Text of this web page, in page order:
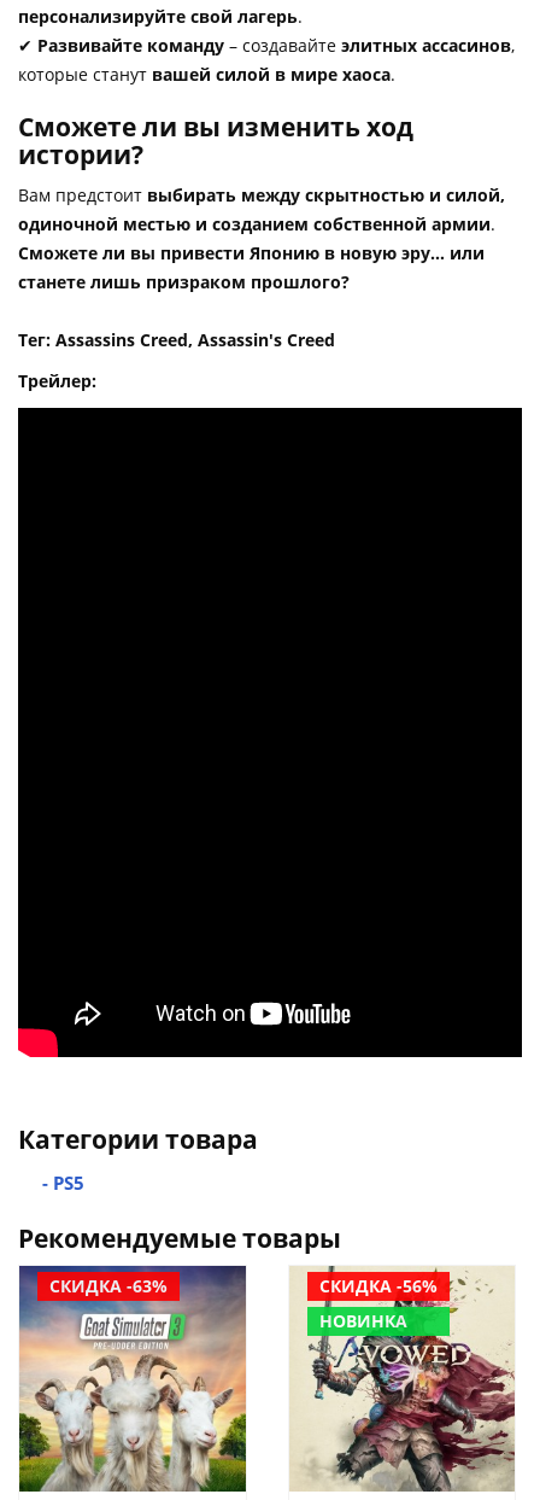
персонализируйте свой лагерь.
✔ Развивайте команду – создавайте элитных ассасинов,
которые станут вашей силой в мире хаоса.
Сможете ли вы изменить ход
истории?
Вам предстоит выбирать между скрытностью и силой,
одиночной местью и созданием собственной армии.
Сможете ли вы привести Японию в новую эру… или
станете лишь призраком прошлого?
Тег: Assassins Creed, Assassin's Creed
Трейлер:
Категории товара
- PS5
Рекомендуемые товары
СКИДКА -63%
СКИДКА -56%
НОВИНКА